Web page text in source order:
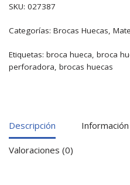
SKU: 027387
Categorías: Brocas Huecas
Etiquetas: broca hueca broca
perforadora brocas huecas
Descripción
Valoraciones (0)